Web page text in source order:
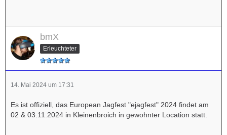
bmX
Erleuchteter
14. Mai 2024 um 17:31
Es ist offiziell, das European Jagfest "ejagfest" 2024 findet am
02 & 03.11.2024 in Kleinenbroich in gewohnter Location statt.